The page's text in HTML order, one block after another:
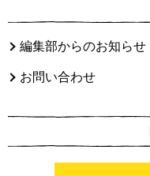
編集部からのお知らせ
お問い合わせ